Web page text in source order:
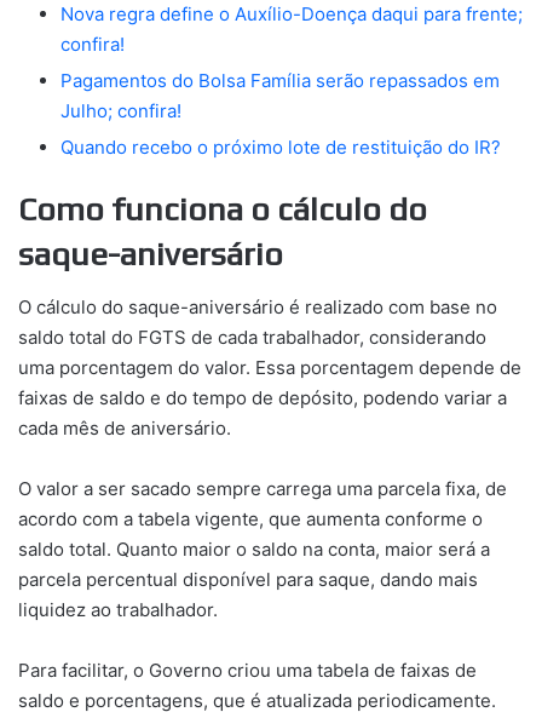
Nova regra define o Auxílio-Doença daqui para frente;
confira!
Pagamentos do Bolsa Família serão repassados em
Julho; confira!
Quando recebo o próximo lote de restituição do IR?
Como funciona o cálculo do
saque-aniversário
O cálculo do saque-aniversário é realizado com base no
saldo total do FGTS de cada trabalhador, considerando
uma porcentagem do valor. Essa porcentagem depende de
faixas de saldo e do tempo de depósito, podendo variar a
cada mês de aniversário.
O valor a ser sacado sempre carrega uma parcela fixa, de
acordo com a tabela vigente, que aumenta conforme o
saldo total. Quanto maior o saldo na conta, maior será a
parcela percentual disponível para saque, dando mais
liquidez ao trabalhador.
Para facilitar, o Governo criou uma tabela de faixas de
saldo e porcentagens, que é atualizada periodicamente.